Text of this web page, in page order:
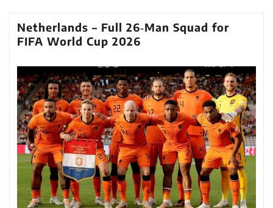
Netherlands – Full 26‑Man Squad for
FIFA World Cup 2026